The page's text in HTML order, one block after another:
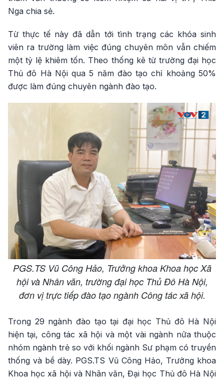
Nga chia sẻ.
Từ thực tế này đã dẫn tới tình trạng các khóa sinh
viên ra trường làm việc đúng chuyên môn vẫn chiếm
một tỷ lệ khiêm tốn. Theo thống kê từ trường đại học
Thủ đô Hà Nội qua 5 năm đào tạo chỉ khoảng 50%
được làm đúng chuyên ngành đào tạo.
PGS.TS Vũ Công Hảo, Trưởng khoa Khoa học Xã
hội và Nhân văn, trường đại học Thủ Đô Hà Nội,
đơn vị trực tiếp đào tạo ngành Công tác xã hội.
Trong 29 ngành đào tạo tại đại học Thủ đô Hà Nội
hiện tại, công tác xã hội và một vài ngành nữa thuộc
nhóm ngành trẻ so với khối ngành Sư phạm có truyền
thống và bề dày. PGS.TS Vũ Công Hảo, Trưởng khoa
Khoa học xã hội và Nhân văn, Đại học Thủ đô Hà Nội